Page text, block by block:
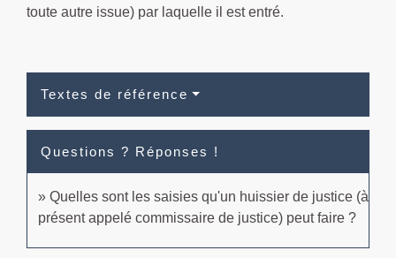
toute autre issue) par laquelle il est entré.
Textes de référence
Questions ? Réponses !
Quelles sont les saisies qu'un huissier de justice (à
présent appelé commissaire de justice) peut faire ?